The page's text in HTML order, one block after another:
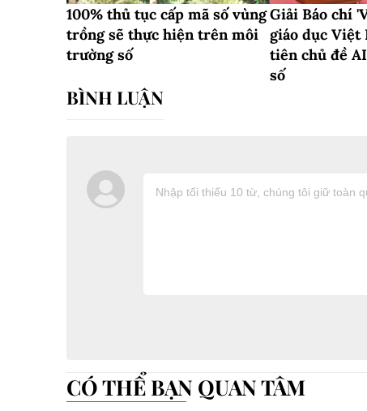
100% thủ tục cấp mã số vùng
trồng sẽ thực hiện trên môi
trường số
Giải Báo chí
giáo dục Việt
tiên chủ đề
số
CÓ THỂ BẠN QUAN TÂM